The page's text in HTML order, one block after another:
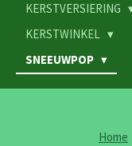
KERSTVERSIERING
KERSTWINKEL
SNEEUWPOP
Home